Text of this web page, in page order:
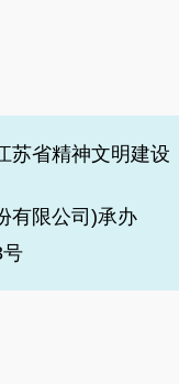
苏省精神文明建设
有限公司)承办